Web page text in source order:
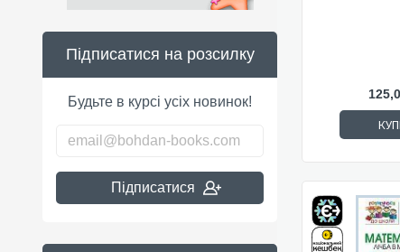
Підписатися на розсилку
Будьте в курсі усіх новинок!
Підписатися